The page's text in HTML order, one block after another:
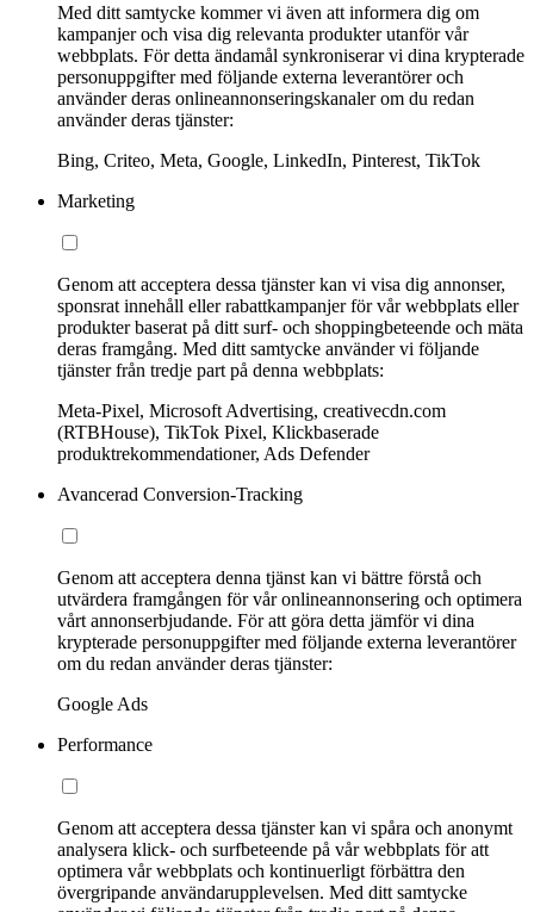
Med ditt samtycke kommer vi även att informera dig om
kampanjer och visa dig relevanta produkter utanför vår
webbplats. För detta ändamål synkroniserar vi dina krypterade
personuppgifter med följande externa leverantörer och
använder deras onlineannonseringskanaler om du redan
använder deras tjänster:
Bing, Criteo, Meta, Google, LinkedIn, Pinterest, TikTok
Marketing
Genom att acceptera dessa tjänster kan vi visa dig annonser,
sponsrat innehåll eller rabattkampanjer för vår webbplats eller
produkter baserat på ditt surf- och shoppingbeteende och mäta
deras framgång. Med ditt samtycke använder vi följande
tjänster från tredje part på denna webbplats:
Meta-Pixel, Microsoft Advertising, creativecdn.com
(RTBHouse), TikTok Pixel, Klickbaserade
produktrekommendationer, Ads Defender
Avancerad Conversion-Tracking
Genom att acceptera denna tjänst kan vi bättre förstå och
utvärdera framgången för vår onlineannonsering och optimera
vårt annonserbjudande. För att göra detta jämför vi dina
krypterade personuppgifter med följande externa leverantörer
om du redan använder deras tjänster:
Google Ads
Performance
Genom att acceptera dessa tjänster kan vi spåra och anonymt
analysera klick- och surfbeteende på vår webbplats för att
optimera vår webbplats och kontinuerligt förbättra den
övergripande användarupplevelsen. Med ditt samtycke